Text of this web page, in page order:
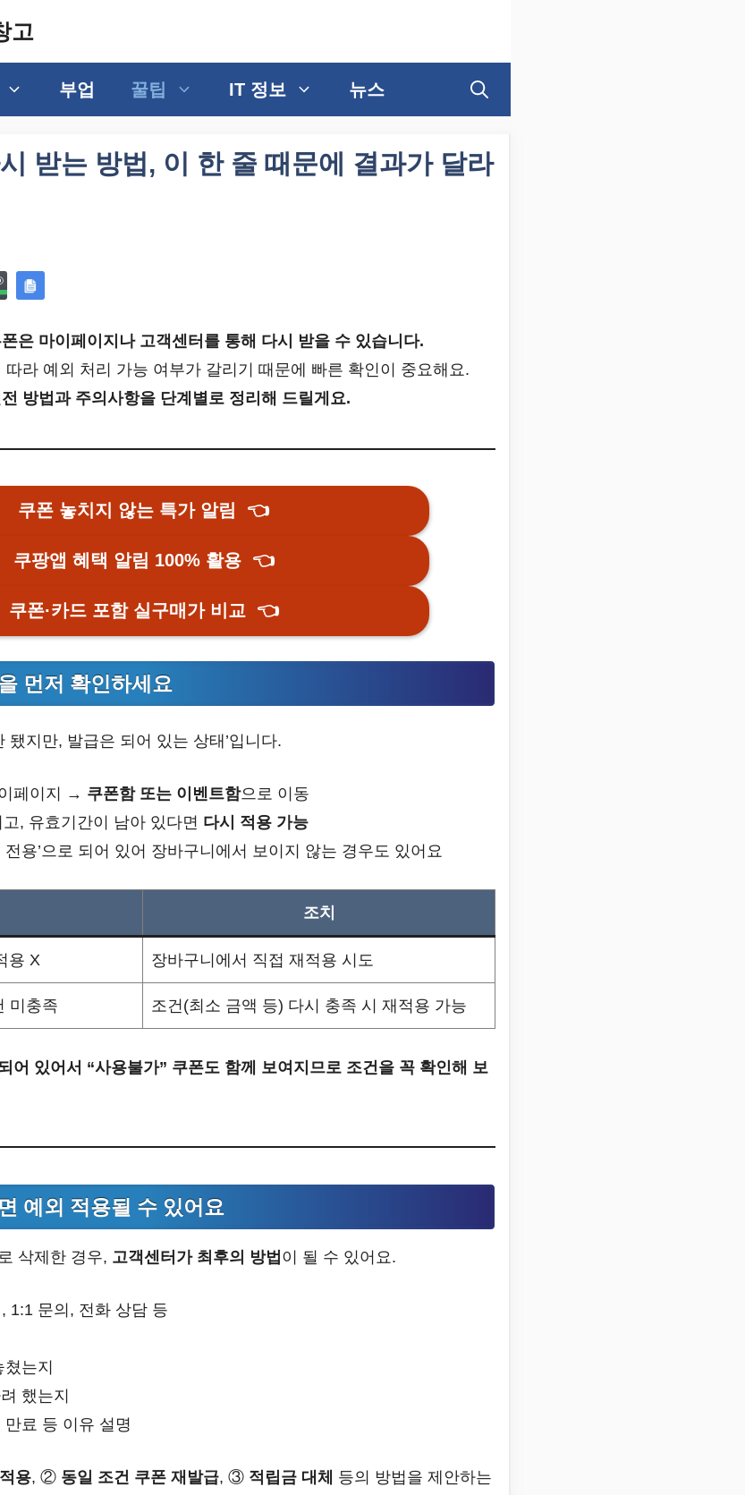
고
부업 꿀팁 IT 정보 뉴스
받는 방법, 이 한 줄 때문에 결과가 달라
은 마이페이지나 고객센터를 통해 다시 받을 수 있습니다.
라 예외 처리 가능 여부가 갈리기 때문에 빠른 확인이 중요해요.
방법과 주의사항을 단계별로 정리해 드릴게요.
쿠폰 놓치지 않는 특가 알림 👈
쿠팡앱 혜택 알림 100% 활용 👈
쿠폰·카드 포함 실구매가 비교 👈
먼저 확인하세요
됐지만, 발급은 되어 있는 상태’입니다.
페이지 → 쿠폰함 또는 이벤트함으로 이동
고, 유효기간이 남아 있다면 다시 적용 가능
전용’으로 되어 있어 장바구니에서 보이지 않는 경우도 있어요
조치
용 X 장바구니에서 직접 재적용 시도
미충족 조건(최소 금액 등) 다시 충족 시 재적용 가능
어 있어서 “사용불가” 쿠폰도 함께 보여지므로 조건을 꼭 확인해 보
예외 적용될 수 있어요
삭제한 경우, 고객센터가 최후의 방법 이 될 수 있어요.
1:1 문의, 전화 상담 등
는지
했는지
료 등 이유 설명
용, ② 동일 조건 쿠폰 재발급, ③ 적립금 대체 등의 방법을 제안하는